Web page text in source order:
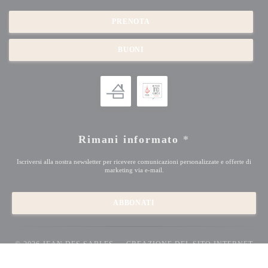
PRENOTA
BUONI
Rimani informato *
Iscriversi alla nostra newsletter per ricevere comunicazioni personalizzate e offerte di
marketing via e-mail.
ABBONATI
© 2026 JEAN DES SABLES — CREAZIONE DEL SITO INTERNET